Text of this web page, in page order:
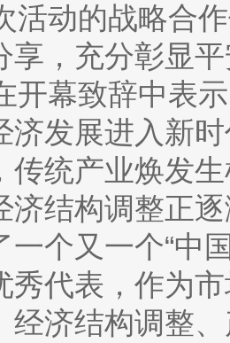
动的战略合作
享，充分彰显
幕致辞中表示
济发展进入新
传统产业焕发
济结构调整正
一个又一个“中
秀代表，作为
经济结构调整